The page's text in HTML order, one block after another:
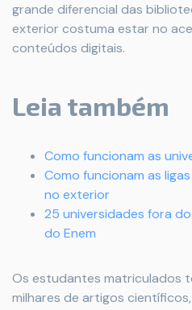
grande diferencial das
exterior costuma estar no
conteúdos digitais.
Leia também
Como funcionam as
Como funcionam as
no exterior
25 universidades fora
do Enem
Os estudantes matriculados
milhares de artigos